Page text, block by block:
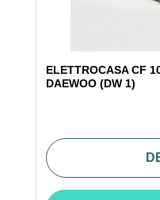
ELETTROCASA CF
DAEWOO (DW 1)